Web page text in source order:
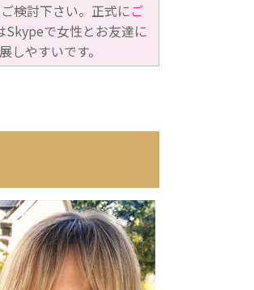
検討下さい。正式にご
Skypeで女性とお友達に
やすいです。